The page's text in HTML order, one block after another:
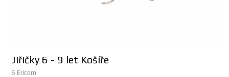
Jiřičky 6 - 9 let Košíře
S Ericem